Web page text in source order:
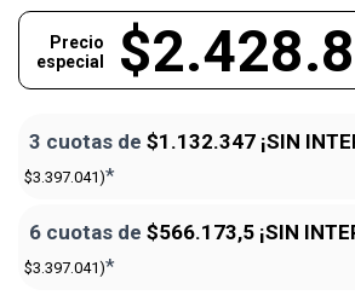
Precio
especial
3 cuotas de $1.132.347 ¡SIN
$3.397.041)*
6 cuotas de $566.173,5 ¡SIN
$3.397.041)*